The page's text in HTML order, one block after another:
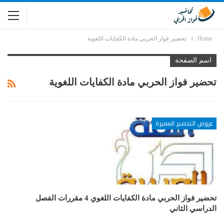
Home تحضير فواز الحربي مادة الكفايات اللغوية
اسم الصفحة
تحضير فواز الحربي مادة الكفايات اللغوية
عروض التحضير المميزة
تحضير فواز الحربي مادة الكفايات اللغوي 4 مقررات الفصل
الدراسي الثاني